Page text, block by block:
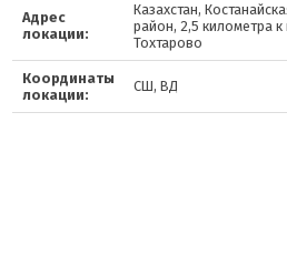
Адрес
локации:
Казахстан,
район, 2,5 километра
Тохтарово
Координаты
локации:
СШ, ВД